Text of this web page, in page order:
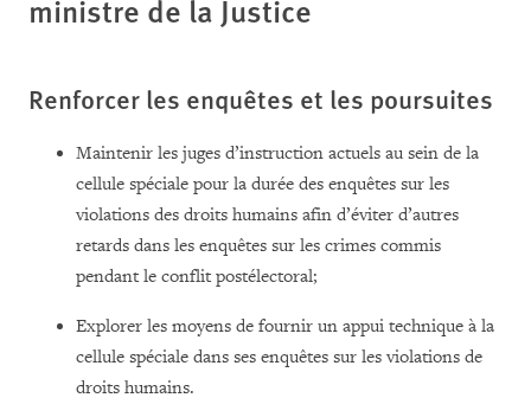
ministre de la Justice
Renforcer les enquêtes et les poursuites
Maintenir les juges d’instruction actuels au sein de la
cellule spéciale pour la durée des enquêtes sur les
violations des droits humains afin d’éviter d’autres
retards dans les enquêtes sur les crimes commis
pendant le conflit postélectoral;
Explorer les moyens de fournir un appui technique à la
cellule spéciale dans ses enquêtes sur les violations de
droits humains.